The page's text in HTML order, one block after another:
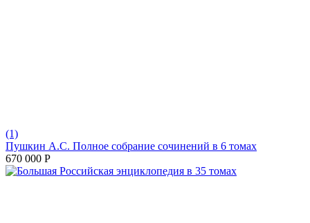
(1)
Пушкин А.С. Полное собрание сочинений в 6 томах
670 000 Р